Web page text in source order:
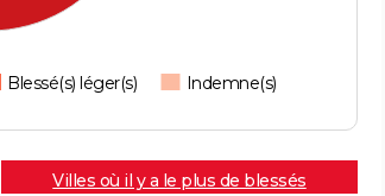
Blessé(s) léger(s) Indemne(s)
Villes où il y a le plus de blessés